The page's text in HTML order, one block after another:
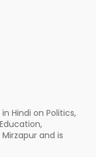
Hindi on Politics,
and is